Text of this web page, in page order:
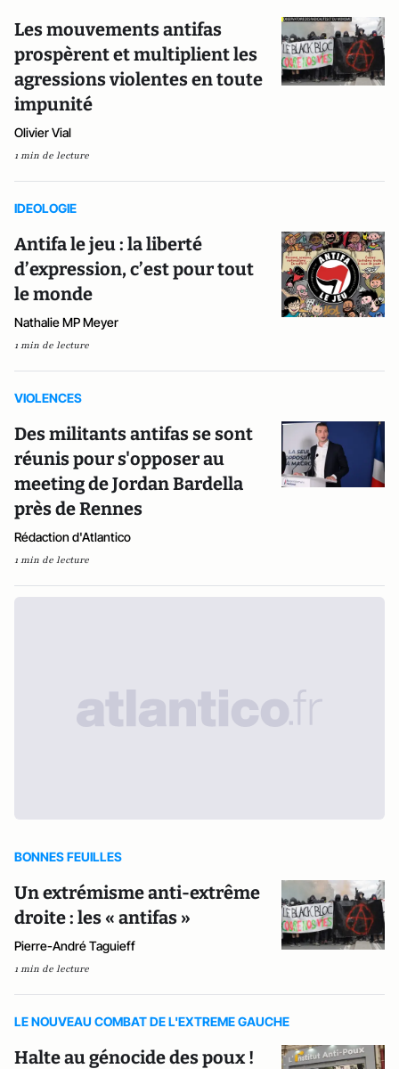
Les mouvements antifas
prospèrent et multiplient les
agressions violentes en toute
impunité
Olivier Vial
1 min de lecture
IDEOLOGIE
Antifa le jeu : la liberté
d’expression, c’est pour tout
le monde
Nathalie MP Meyer
1 min de lecture
VIOLENCES
Des militants antifas se sont
réunis pour s'opposer au
meeting de Jordan Bardella
près de Rennes
Rédaction d'Atlantico
1 min de lecture
BONNES FEUILLES
Un extrémisme anti-extrême
droite : les « antifas »
Pierre-André Taguieff
1 min de lecture
LE NOUVEAU COMBAT DE L'EXTREME GAUCHE
Halte au génocide des poux !